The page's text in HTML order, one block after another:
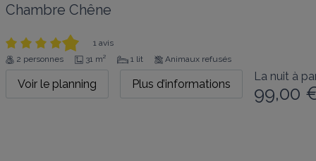
Chambre Chêne
1 avis
2 personnes
31 m² 1 lit Animaux refusés
Voir le planning Plus d’informations
La nuit à
99,00